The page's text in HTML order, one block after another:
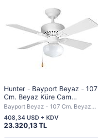
Hunter - Bayport Beyaz - 107
Cm. Beyaz Küre Cam
Aydınlatmalı Tavan Vantilatörü
Bayport Beyaz - 107 Cm. Beyaz
Küre Cam Aydınlatmalı
23.320,13 TL
408,34 USD + KDV